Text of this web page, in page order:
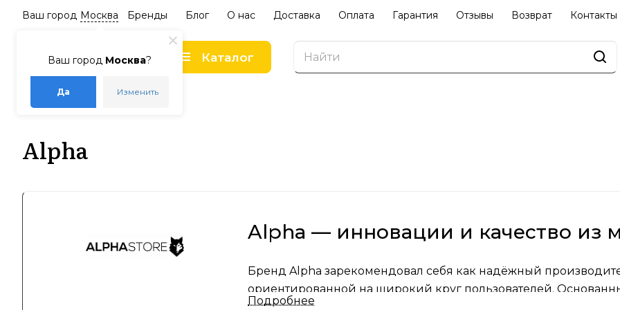
Ваш город Москва?
Да Изменить
Ваш город Москва Бренды Блог О нас Доставка Оплата Гарантия Отзывы Возврат Контакты
Каталог
Главная – Бренды
Alpha
Alpha — инновации и качество из
Бренд Alpha зарекомендовал себя как надёжный
ориентированной на широкий круг пользователей.
благодаря сбалансированному сочетанию инноваций и
Подробнее